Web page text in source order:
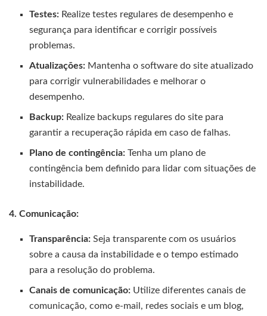
Testes: Realize testes regulares de desempenho e
segurança para identificar e corrigir possíveis
problemas.
Atualizações: Mantenha o software do site atualizado
para corrigir vulnerabilidades e melhorar o
desempenho.
Backup: Realize backups regulares do site para
garantir a recuperação rápida em caso de falhas.
Plano de contingência: Tenha um plano de
contingência bem definido para lidar com situações de
instabilidade.
4. Comunicação:
Transparência: Seja transparente com os usuários
sobre a causa da instabilidade e o tempo estimado
para a resolução do problema.
Canais de comunicação: Utilize diferentes canais de
comunicação, como e-mail, redes sociais e um blog,